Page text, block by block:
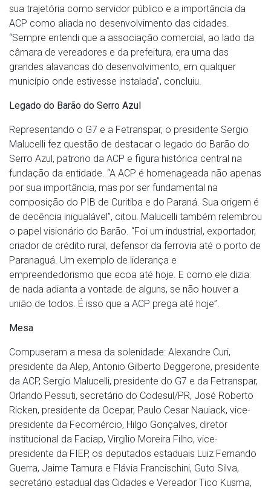
sua trajetória como servidor público e a importância da
ACP como aliada no desenvolvimento das cidades.
“Sempre entendi que a associação comercial, ao lado da
câmara de vereadores e da prefeitura, era uma das
grandes alavancas do desenvolvimento, em qualquer
município onde estivesse instalada”, concluiu.
Legado do Barão do Serro Azul
Representando o G7 e a Fetranspar, o presidente Sergio
Malucelli fez questão de destacar o legado do Barão do
Serro Azul, patrono da ACP e figura histórica central na
fundação da entidade. “A ACP é homenageada não apenas
por sua importância, mas por ser fundamental na
composição do PIB de Curitiba e do Paraná. Sua origem é
de decência inigualável”, citou. Malucelli também relembrou
o papel visionário do Barão. “Foi um industrial, exportador,
criador de crédito rural, defensor da ferrovia até o porto de
Paranaguá. Um exemplo de liderança e
empreendedorismo que ecoa até hoje. E como ele dizia:
de nada adianta a vontade de alguns, se não houver a
união de todos. É isso que a ACP prega até hoje”.
Mesa
Compuseram a mesa da solenidade: Alexandre Curi,
presidente da Alep, Antonio Gilberto Deggerone, presidente
da ACP, Sergio Malucelli, presidente do G7 e da Fetranspar,
Orlando Pessuti, secretário do Codesul/PR, José Roberto
Ricken, presidente da Ocepar, Paulo Cesar Nauiack, vice-
presidente da Fecomércio, Hilgo Gonçalves, diretor
institucional da Faciap, Virgílio Moreira Filho, vice-
presidente da FIEP, os deputados estaduais Luiz Fernando
Guerra, Jaime Tamura e Flávia Francischini, Guto Silva,
secretário estadual das Cidades e Vereador Tico Kusma,